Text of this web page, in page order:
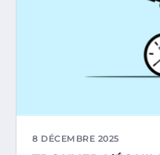
8 DÉCEMBRE 2025